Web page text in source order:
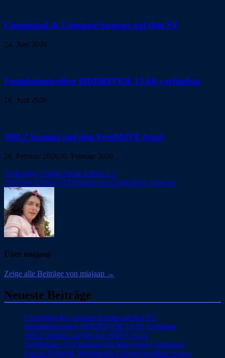
Command & Conquer kommt auf den ST
24. Juni 2026
Festplattentreiber HDDRIVER 13.00 verfügbar
16. Juni 2026
SDL2 kommt auf den FreeMiNT-Atari
26. Februar 202626. Februar 2026
Beitragsnavigation
Vorheriger Artikel Sprite Editor 1.2
Nächster Artikel STEmulator mit zusätzlicher Adresse
Über miajaap
Zeige alle Beiträge von miajaap →
Neueste Beiträge
Command & Conquer kommt auf den ST
Festplattentreiber HDDRIVER 13.00 verfügbar
SDL2 kommt auf den FreeMiNT-Atari
NoSTalgia: ST-Emulator für Mac feiert Comeback
Falcon Rebuild: Wizztronics Falcon-Nachbau bootet